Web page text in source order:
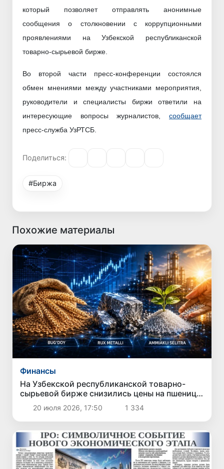
который позволяет отправлять анонимные
сообщения о столкновении с коррупционными
проявлениями на Узбекской республиканской
товарно-сырьевой бирже.
Во второй части пресс-конференции состоялся
обмен мнениями между участниками мероприятия,
руководители и специалисты биржи ответили на
интересующие вопросы журналистов, сообщает
пресс-служба УзРТСБ.
Поделиться:
#Биржа
Похожие материалы
Финансы
На Узбекской республиканской товарно-
сырьевой бирже снизились цены на пшеницу,
цинк металлический и аммиачную селитру
20 июля 2026, 17:50 1 334